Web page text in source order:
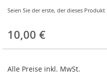
Seien Sie der erste, der dieses
10,00 €
Alle Preise inkl. MwSt.